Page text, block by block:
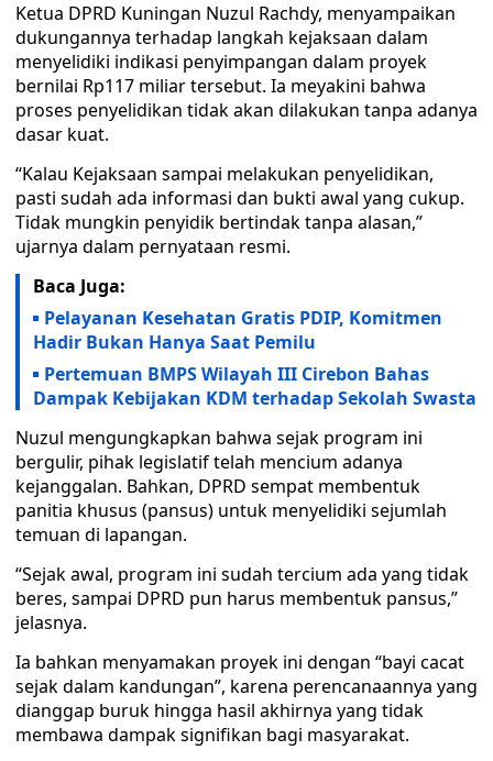
Ketua DPRD Kuningan Nuzul Rachdy, menyampaikan
dukungannya terhadap langkah kejaksaan dalam
menyelidiki indikasi penyimpangan dalam proyek
bernilai Rp117 miliar tersebut. Ia meyakini bahwa
proses penyelidikan tidak akan dilakukan tanpa adanya
dasar kuat.
“Kalau Kejaksaan sampai melakukan penyelidikan,
pasti sudah ada informasi dan bukti awal yang cukup.
Tidak mungkin penyidik bertindak tanpa alasan,”
ujarnya dalam pernyataan resmi.
Baca Juga:
Pelayanan Kesehatan Gratis PDIP, Komitmen
Hadir Bukan Hanya Saat Pemilu
Pertemuan BMPS Wilayah III Cirebon Bahas
Dampak Kebijakan KDM terhadap Sekolah Swasta
Nuzul mengungkapkan bahwa sejak program ini
bergulir, pihak legislatif telah mencium adanya
kejanggalan. Bahkan, DPRD sempat membentuk
panitia khusus (pansus) untuk menyelidiki sejumlah
temuan di lapangan.
“Sejak awal, program ini sudah tercium ada yang tidak
beres, sampai DPRD pun harus membentuk pansus,”
jelasnya.
Ia bahkan menyamakan proyek ini dengan “bayi cacat
sejak dalam kandungan”, karena perencanaannya yang
dianggap buruk hingga hasil akhirnya yang tidak
membawa dampak signifikan bagi masyarakat.